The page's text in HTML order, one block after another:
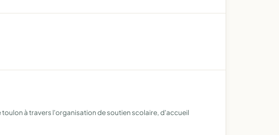
à travers l'organisation de soutien scolaire, d'accueil